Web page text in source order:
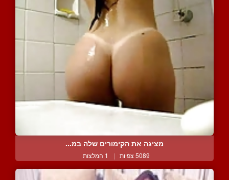
מציגה את הקימורים שלה במ...
5089 צפיות | 1 המלצות